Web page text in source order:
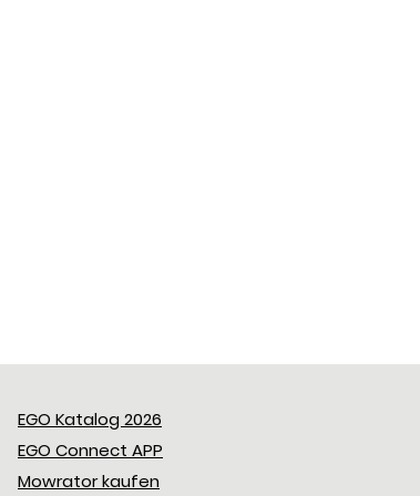
EGO Katalog 2026
EGO Connect APP
Mowrator kaufen